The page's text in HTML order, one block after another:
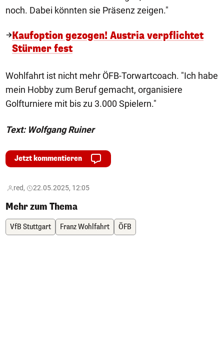
noch. Dabei könnten sie Präsenz zeigen."
Kaufoption gezogen! Austria verpflichtet
Stürmer fest
Wohlfahrt ist nicht mehr ÖFB-Torwartcoach. "Ich habe
mein Hobby zum Beruf gemacht, organisiere
Golfturniere mit bis zu 3.000 Spielern."
Text: Wolfgang Ruiner
Jetzt kommentieren
red, 22.05.2025, 12:05
Mehr zum Thema
VfB Stuttgart Franz Wohlfahrt ÖFB